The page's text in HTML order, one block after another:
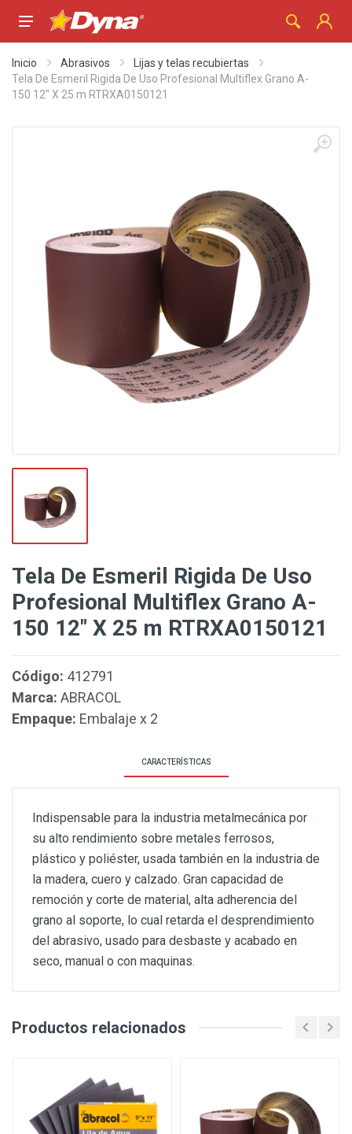
Inicio Abrasivos
Lijas y telas recubiertas
Tela De Esmeril Rigida De Uso Profesional Multiflex Grano A-
150 12" X 25 m RTRXA0150121
Tela De Esmeril Rigida De Uso
Profesional Multiflex Grano A-
150 12" X 25 m RTRXA0150121
Código: 412791
Marca: ABRACOL
Empaque: Embalaje x 2
CARACTERÍSTICAS
Indispensable para la industria metalmecánica por
su alto rendimiento sobre metales ferrosos,
plástico y poliéster, usada también en la industria de
la madera, cuero y calzado. Gran capacidad de
remoción y corte de material, alta adherencia del
grano al soporte, lo cual retarda el desprendimiento
del abrasivo, usado para desbaste y acabado en
seco, manual o con maquinas.
Productos relacionados